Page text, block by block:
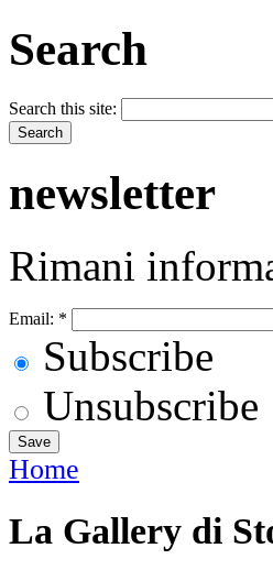
Search
Search this site:
newsletter
Rimani
Email: *
Subscribe
Unsubscribe
Home
La Gallery di